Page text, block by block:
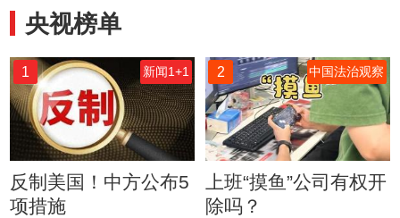
央视榜单
1 新闻1+1
反制美国！中方公布5
项措施
2 中国法治观察
上班“摸鱼”公司有权开
除吗？